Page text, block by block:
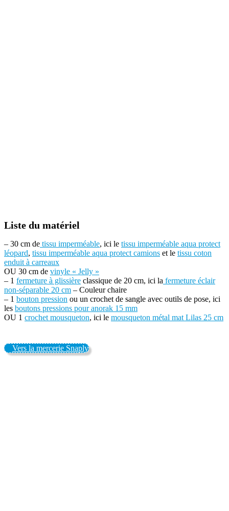
Liste du matériel
– 30 cm de tissu imperméable, ici le tissu imperméable aqua protect
léopard, tissu imperméable aqua protect camions et le tissu coton
enduit à carreaux
OU 30 cm de vinyle « Jelly »
– 1 fermeture à glissière classique de 20 cm, ici la fermeture éclair
non-séparable 20 cm – Couleur chaire
– 1 bouton pression ou un crochet de sangle avec outils de pose, ici
les boutons pressions pour anorak 15 mm
OU 1 crochet mousqueton, ici le mousqueton métal mat Lilas 25 cm
Vers la mercerie Snaply